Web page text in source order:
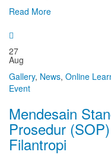
Read More
27
Aug
Gallery, News, Online
Event
Mendesain
Prosedur
Filantropi